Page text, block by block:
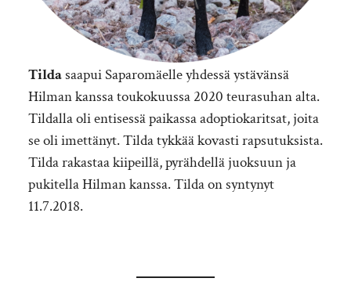
Tildasaapui Saparomäelle yhdessä ystävänsä
Hilman kanssa toukokuussa 2020 teurasuhan alta.
Tildalla oli entisessä paikassa adoptiokaritsat, joita
se oli imettänyt. Tilda tykkää kovasti rapsutuksista.
Tilda rakastaa kiipeillä, pyrähdellä juoksuun ja
pukitella Hilman kanssa. Tilda on syntynyt
11.7.2018.